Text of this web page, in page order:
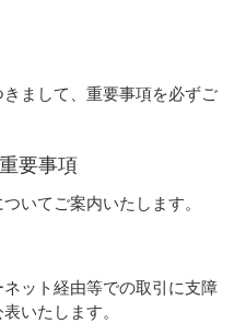
まして、重要事項を必ずご
要事項
いてご案内いたします。
ット経由等での取引に支障
いたします。